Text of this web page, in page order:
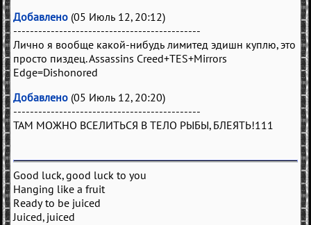
Добавлено (05 Июль 12, 20:12)
---------------------------------------------
Лично я вообще какой-нибудь лимитед эдишн куплю, это
просто пиздец. Assassins Creed+TES+Mirrors
Edge=Dishonored
Добавлено (05 Июль 12, 20:20)
---------------------------------------------
ТАМ МОЖНО ВСЕЛИТЬСЯ В ТЕЛО РЫБЫ, БЛЕЯТЬ!111
Good luck, good luck to you
Hanging like a fruit
Ready to be juiced
Juiced, juiced